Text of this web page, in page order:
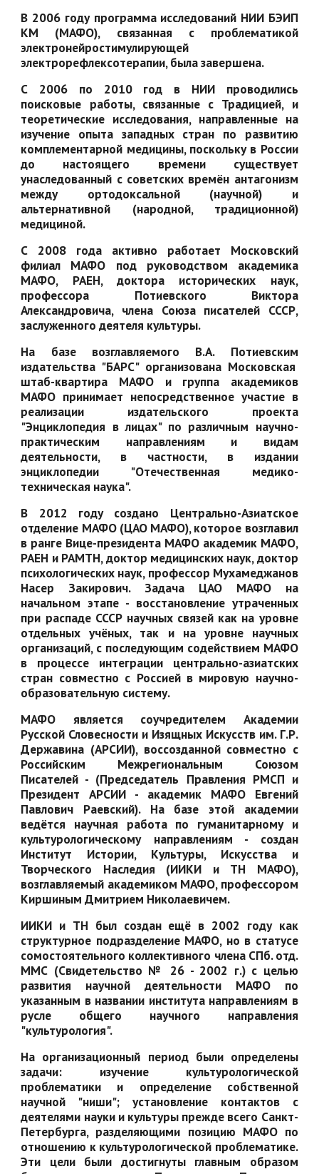
В 2006 году программа исследований НИИ БЭИП
КМ (МАФО), связанная с проблематикой
электронейростимулирующей
электрорефлексотерапии, была завершена.
С 2006 по 2010 год в НИИ проводились
поисковые работы, связанные с Традицией, и
теоретические исследования, направленные на
изучение опыта западных стран по развитию
комплементарной медицины, поскольку в России
до настоящего времени существует
унаследованный с советских времён антагонизм
между ортодоксальной (научной) и
альтернативной (народной, традиционной)
медициной.
С 2008 года активно работает Московский
филиал МАФО под руководством академика
МАФО, РАЕН, доктора исторических наук,
профессора Потиевского Виктора
Александровича, члена Союза писателей СССР,
заслуженного деятеля культуры.
На базе возглавляемого В.А. Потиевским
издательства "БАРС" организована Московская
штаб-квартира МАФО и группа академиков
МАФО принимает непосредственное участие в
реализации издательского проекта
"Энциклопедия в лицах" по различным научно-
практическим направлениям и видам
деятельности, в частности, в издании
энциклопедии "Отечественная медико-
техническая наука".
В 2012 году создано Центрально-Азиатское
отделение МАФО (ЦАО МАФО), которое возглавил
в ранге Вице-президента МАФО академик МАФО,
РАЕН и РАМТН, доктор медицинских наук, доктор
психологических наук, профессор Мухамеджанов
Насер Закирович. Задача ЦАО МАФО на
начальном этапе - восстановление утраченных
при распаде СССР научных связей как на уровне
отдельных учёных, так и на уровне научных
организаций, с последующим содействием МАФО
в процессе интеграции центрально-азиатских
стран совместно с Россией в мировую научно-
образовательную систему.
МАФО является соучредителем Академии
Русской Словесности и Изящных Искусств им. Г.Р.
Державина (АРСИИ), воссозданной совместно с
Российским Межрегиональным Союзом
Писателей - (Председатель Правления РМСП и
Президент АРСИИ - академик МАФО Евгений
Павлович Раевский). На базе этой академии
ведётся научная работа по гуманитарному и
культурологическому направлениям - создан
Институт Истории, Культуры, Искусства и
Творческого Наследия (ИИКИ и ТН МАФО),
возглавляемый академиком МАФО, профессором
Киршиным Дмитрием Николаевичем.
ИИКИ и ТН был создан ещё в 2002 году как
структурное подразделение МАФО, но в статусе
сомостоятельного коллективного члена СПб. отд.
ММС (Свидетельство № 26 - 2002 г.) с целью
развития научной деятельности МАФО по
указанным в названии института направлениям в
русле общего научного направления
"культурология".
На организационный период были определены
задачи: изучение культурологической
проблематики и определение собственной
научной "ниши"; установление контактов с
деятелями науки и культуры прежде всего Санкт-
Петербурга, разделяющими позицию МАФО по
отношению к культурологической проблематике.
Эти цели были достигнуты главным образом